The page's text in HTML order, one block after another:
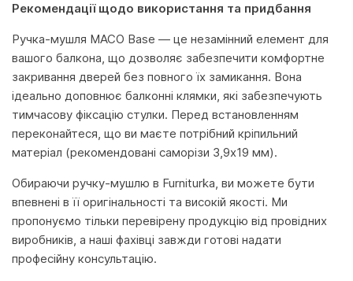
Рекомендації щодо використання та придбання
Ручка-мушля MACO Base — це незамінний елемент для
вашого балкона, що дозволяє забезпечити комфортне
закривання дверей без повного їх замикання. Вона
ідеально доповнює балконні клямки, які забезпечують
тимчасову фіксацію стулки. Перед встановленням
переконайтеся, що ви маєте потрібний кріпильний
матеріал (рекомендовані саморізи 3,9х19 мм).
Обираючи ручку-мушлю в Furniturka, ви можете бути
впевнені в її оригінальності та високій якості. Ми
пропонуємо тільки перевірену продукцію від провідних
виробників, а наші фахівці завжди готові надати
професійну консультацію.